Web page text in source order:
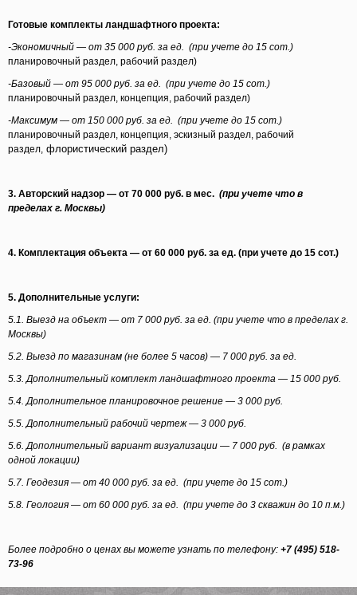
Готовые комплекты ландшафтного проекта:
-Экономичный — от 35 000 руб. за ед. (при учете до 15 сот.)
(планировочный раздел, рабочий раздел)
-Базовый — от 95 000 руб. за ед. (при учете до 15 сот.)
(планировочный раздел, концепция, рабочий раздел)
-Максимум — от 150 000 руб. за ед. (при учете до 15 сот.)
(планировочный раздел, концепция, эскизный раздел, рабочий
раздел, флористический раздел)
3. Авторский надзор — от 70 000 руб. в мес. (при учете что в
пределах г. Москвы)
4. Комплектация объекта — от 60 000 руб. за ед. (при учете до 15 сот.)
5. Дополнительные услуги:
5.1. Выезд на объект — от 7 000 руб. за ед. (при учете что в пределах г.
Москвы)
5.2. Выезд по магазинам (не более 5 часов) — 7 000 руб. за ед.
5.3. Дополнительный комплект ландшафтного проекта — 15 000 руб.
5.4. Дополнительное планировочное решение — 3 000 руб.
5.5. Дополнительный рабочий чертеж — 3 000 руб.
5.6. Дополнительный вариант визуализации — 7 000 руб. (в рамках
одной локации)
5.7. Геодезия — от 40 000 руб. за ед. (при учете до 15 сот.)
5.8. Геология — от 60 000 руб. за ед. (при учете до 3 скважин до 10 п.м.)
Более подробно о ценах вы можете узнать по телефону: +7 (495) 518-
73-96